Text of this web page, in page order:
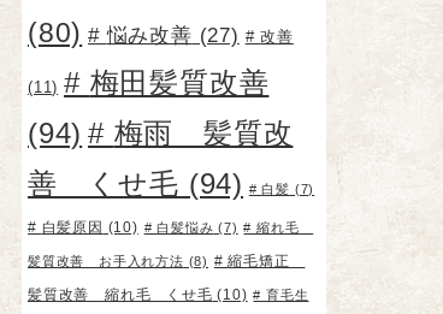
(80)
悩み改善 (27) 改善
(11)
梅田髪質改善
(94)
梅雨 髪質改
善 くせ毛 (94) 白髪 (7)
白髪原因 (10) 白髪悩み (7) 縮れ毛
髪質改善 お手入れ方法 (8)
縮毛矯正
髪質改善 縮れ毛 くせ毛 (10) 育毛生